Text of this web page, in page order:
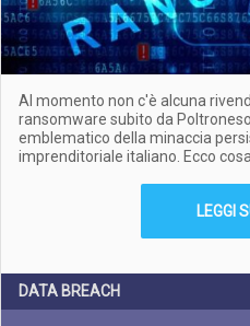
Al momento non c'è alcuna
ransomware subito da
emblematico della minaccia
imprenditoriale italiano. Ecco
LEGGI
DATA BREACH